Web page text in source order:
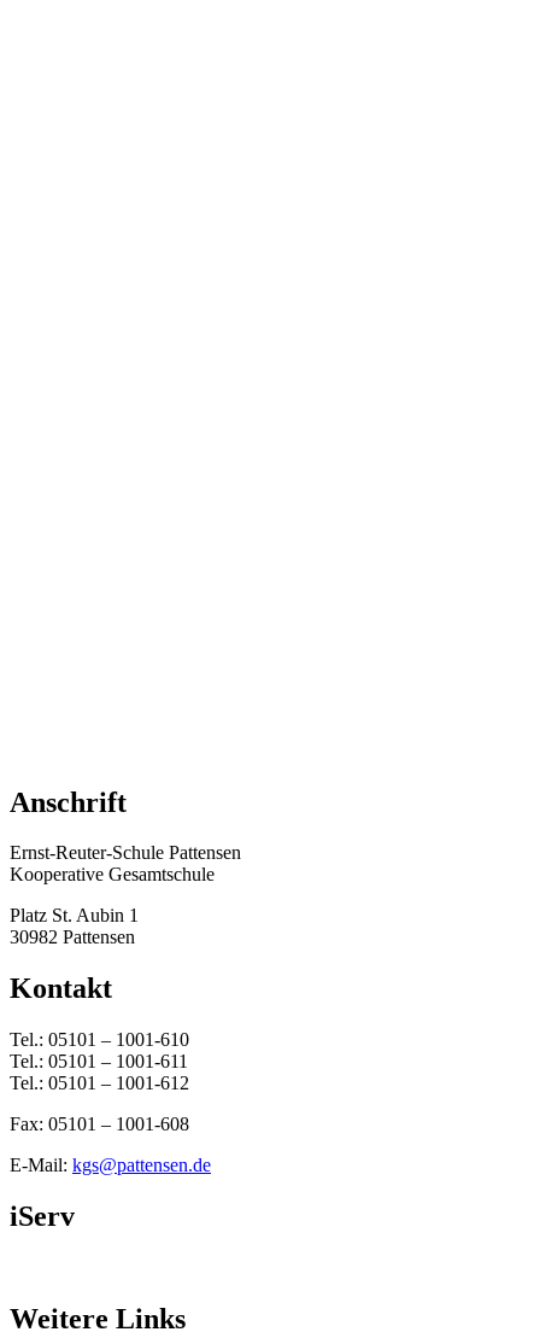
Anschrift
Ernst-Reuter-Schule Pattensen
Kooperative Gesamtschule
Platz St. Aubin 1
30982 Pattensen
Kontakt
Tel.: 05101 – 1001-610
Tel.: 05101 – 1001-611
Tel.: 05101 – 1001-612
Fax: 05101 – 1001-608
E-Mail: kgs@pattensen.de
iServ
Weitere Links